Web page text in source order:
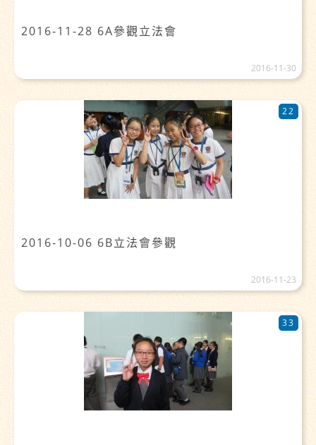
2016-11-28 6A參觀立法會
2016-11-30
2016-10-06 6B立法會參觀
22
2016-11-23
33